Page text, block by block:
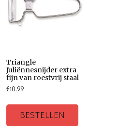
Triangle
Juliënnesnijder extra
fijn van roestvrij staal
€10.99
BESTELLEN